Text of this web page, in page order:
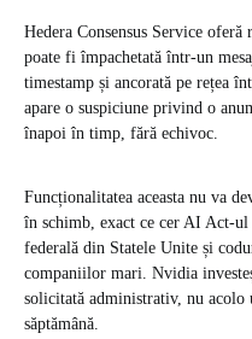
Hedera Consensus Service
poate fi împachetată într-un
timestamp și ancorată pe rețea
apare o suspiciune privind o
înapoi în timp, fără echivoc.
Funcționalitatea aceasta nu va
în schimb, exact ce cer AI Act-ul
federală din Statele Unite și
companiilor mari. Nvidia
solicitată administrativ, nu
săptămână.